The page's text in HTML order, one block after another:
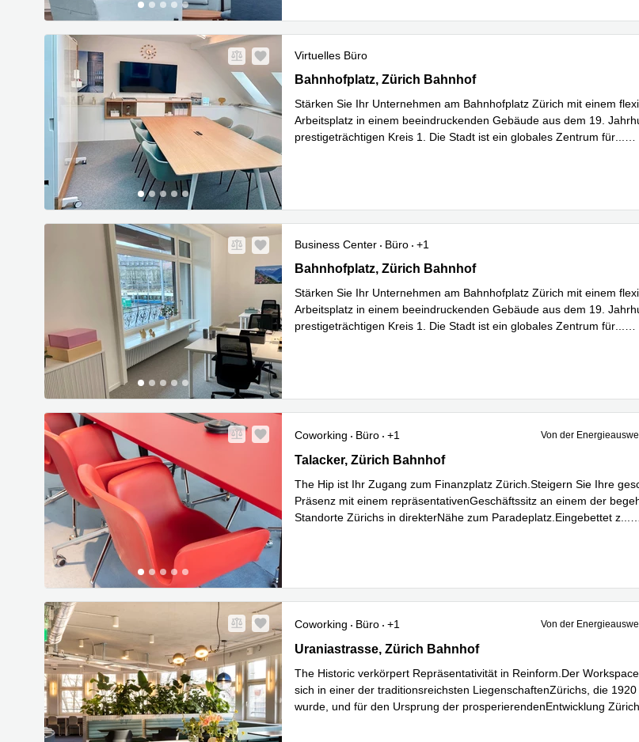
Virtuelles Büro
Bahnhofplatz 1, Zürich Bahnhof
Bahnhofplatz, Zürich Bahnhof
Stärken Sie Ihr Unternehmen am Bahnhofplatz Zürich mit einem
Arbeitsplatz in einem beeindruckenden Gebäude aus dem 19.
prestigeträchtigen Kreis 1. Die Stadt ist ein globales Zentrum für
Business Center Büro
+1
Bahnhofplatz 1, Zürich Bahnhof
Bahnhofplatz, Zürich Bahnhof
Stärken Sie Ihr Unternehmen am Bahnhofplatz Zürich mit einem
Arbeitsplatz in einem beeindruckenden Gebäude aus dem 19.
prestigeträchtigen Kreis 1. Die Stadt ist ein globales Zentrum für
Coworking Büro +1 Von der
Talacker 41, Zürich Bahnhof
Talacker, Zürich Bahnhof
The Hip ist Ihr Zugang zum Finanzplatz Zürich.Steigern Sie Ihre
Präsenz mit einem repräsentativenGeschäftssitz an einem der
Standorte Zürichs in direkterNähe zum Paradeplatz.Eingebettet z
Coworking Büro +1 Von der
Uraniastrasse 31, Zürich Bahnhof
Uraniastrasse, Zürich Bahnhof
The Historic verkörpert Repräsentativität in Reinform.Der
sich in einer der traditionsreichsten LiegenschaftenZürichs, die
wurde, und für den Ursprung der prosperierendenEntwicklung